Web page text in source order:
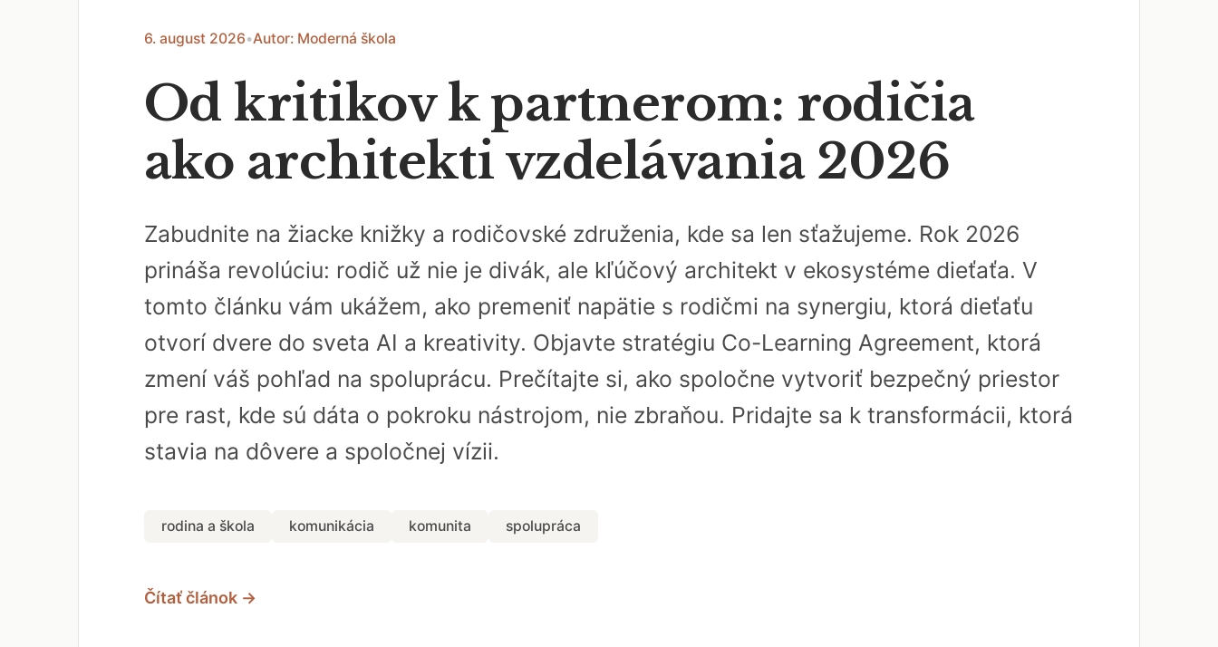
6. august 2026•Autor: Moderná škola
Od kritikov k partnerom: rodičia
ako architekti vzdelávania 2026
Zabudnite na žiacke knižky a rodičovské združenia, kde sa len sťažujeme. Rok 2026
prináša revolúciu: rodič už nie je divák, ale kľúčový architekt v ekosystéme dieťaťa. V
tomto článku vám ukážem, ako premeniť napätie s rodičmi na synergiu, ktorá dieťaťu
otvorí dvere do sveta AI a kreativity. Objavte stratégiu Co-Learning Agreement, ktorá
zmení váš pohľad na spoluprácu. Prečítajte si, ako spoločne vytvoriť bezpečný priestor
pre rast, kde sú dáta o pokroku nástrojom, nie zbraňou. Pridajte sa k transformácii, ktorá
stavia na dôvere a spoločnej vízii.
rodina a škola komunikácia komunita spolupráca
Čítať článok →